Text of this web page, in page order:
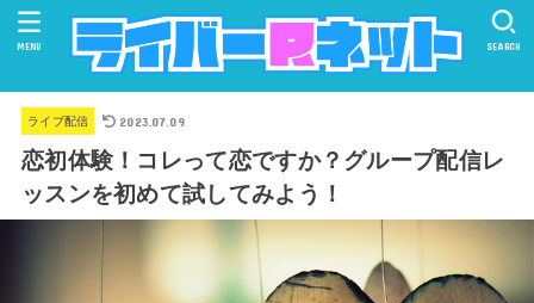
SEARCH
MENU
ライブ配信 2023.07.09
恋初体験！コレって恋ですか？グループ配信レ
ッスンを初めて試してみよう！